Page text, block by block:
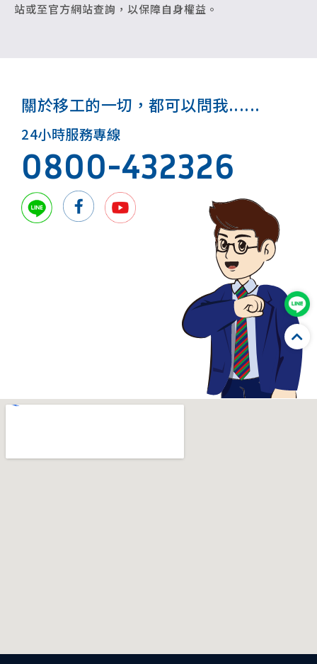
站或至官方網站查詢，以保障自身權益。
關於移工的一切，都可以問我......
24小時服務專線
0800-432326